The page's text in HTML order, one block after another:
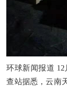
环球新闻报道 12
查站据悉，云南